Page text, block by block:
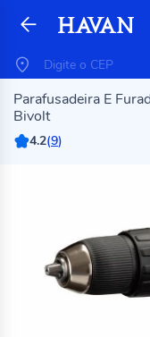
Parafusadeira E
Bivolt
4.2(9)